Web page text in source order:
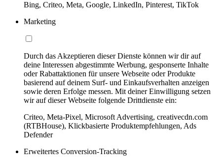
Bing, Criteo, Meta, Google, LinkedIn, Pinterest, TikTok
Marketing
Durch das Akzeptieren dieser Dienste können wir dir auf
deine Interessen abgestimmte Werbung, gesponserte Inhalte
oder Rabattaktionen für unsere Webseite oder Produkte
basierend auf deinem Surf- und Einkaufsverhalten anzeigen
sowie deren Erfolge messen. Mit deiner Einwilligung setzen
wir auf dieser Webseite folgende Drittdienste ein:
Criteo, Meta-Pixel, Microsoft Advertising, creativecdn.com
(RTBHouse), Klickbasierte Produktempfehlungen, Ads
Defender
Erweitertes Conversion-Tracking